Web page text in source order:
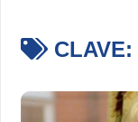
CLAVE: